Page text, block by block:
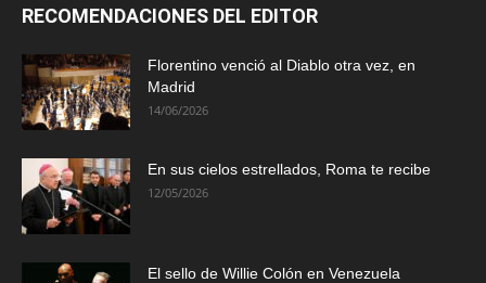
RECOMENDACIONES DEL EDITOR
Florentino venció al Diablo otra vez, en
Madrid
14/06/2026
En sus cielos estrellados, Roma te recibe
12/05/2026
El sello de Willie Colón en Venezuela